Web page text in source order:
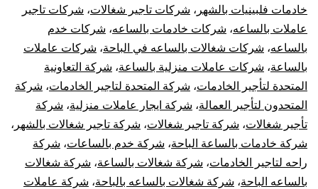
خادمات فلبينيات بالشهر ، شركات تاجير شغالات، شركات تاجير
عاملات بالساعه، شركات خادمات بالساعه، شركات خدم
بالساعه، شركات شغالات بالساعه في الباحة، شركات عاملات
بالساعة، شركات عاملات منزلية بالساعة، شركة التعاونية
المتحدة لتأجير الخادمات، شركة المتحدة لتاجير الخادمات، شركة
المتحدون لتأجير العمالة، شركة ايجار عاملات منزلية، شركة
تأجير شغالات، شركة تاجير شغالات، شركة تاجير شغالات بالشهر ،
شركة خادمات بالساعة الباحة، شركة خدم بالساعات، شركة
راحه لتاجير الخادمات، شركة شغالات بالساعة، شركة شغالات
بالساعه الباحة، شركة شغالات بالساعه بالباحة، شركة عاملات